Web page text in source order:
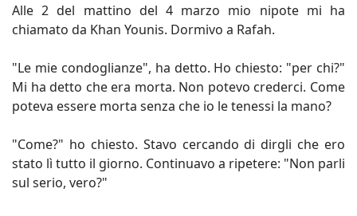
Alle 2 del mattino del 4 marzo mio nipote mi ha
chiamato da Khan Younis. Dormivo a Rafah.
"Le mie condoglianze", ha detto. Ho chiesto: "per chi?"
Mi ha detto che era morta. Non potevo crederci. Come
poteva essere morta senza che io le tenessi la mano?
"Come?" ho chiesto. Stavo cercando di dirgli che ero
stato lì tutto il giorno. Continuavo a ripetere: "Non parli
sul serio, vero?"